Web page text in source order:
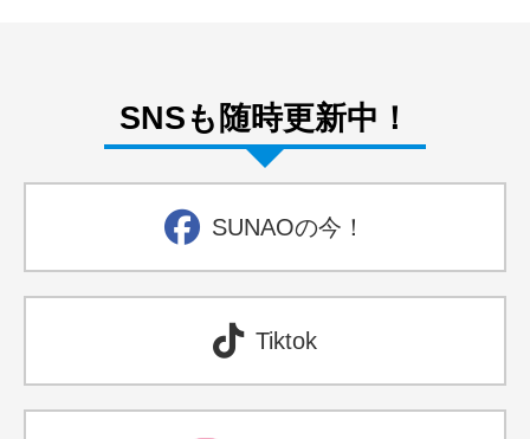
SNSも随時更新中！
SUNAOの今！
Tiktok